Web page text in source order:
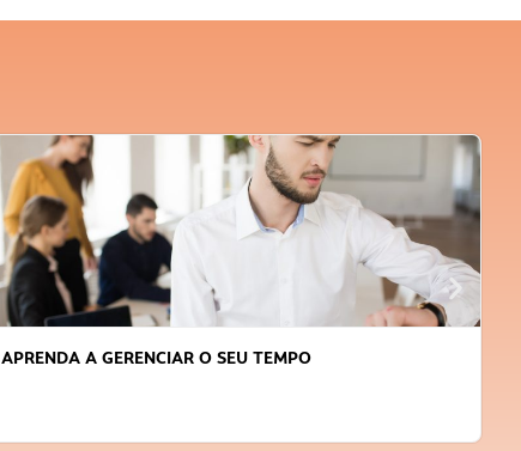
APRENDA A GERENCIAR O SEU TEMPO